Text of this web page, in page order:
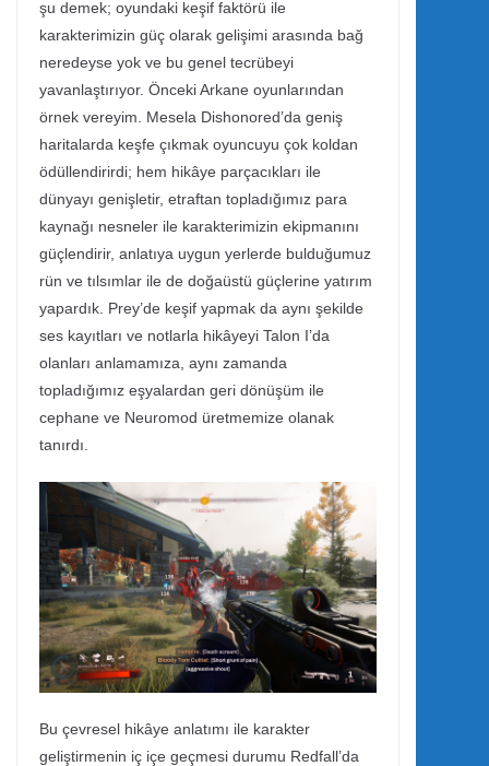
şu demek; oyundaki keşif faktörü ile
karakterimizin güç olarak gelişimi arasında bağ
neredeyse yok ve bu genel tecrübeyi
yavanlaştırıyor. Önceki Arkane oyunlarından
örnek vereyim. Mesela Dishonored’da geniş
haritalarda keşfe çıkmak oyuncuyu çok koldan
ödüllendirirdi; hem hikâye parçacıkları ile
dünyayı genişletir, etraftan topladığımız para
kaynağı nesneler ile karakterimizin ekipmanını
güçlendirir, anlatıya uygun yerlerde bulduğumuz
rün ve tılsımlar ile de doğaüstü güçlerine yatırım
yapardık. Prey’de keşif yapmak da aynı şekilde
ses kayıtları ve notlarla hikâyeyi Talon I’da
olanları anlamamıza, aynı zamanda
topladığımız eşyalardan geri dönüşüm ile
cephane ve Neuromod üretmemize olanak
tanırdı.
Bu çevresel hikâye anlatımı ile karakter
geliştirmenin iç içe geçmesi durumu Redfall’da